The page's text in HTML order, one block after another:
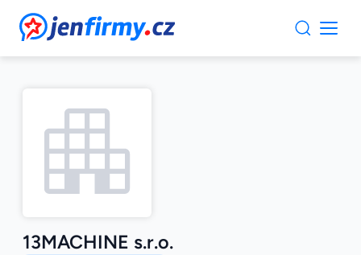
JenFirmy.cz
13MACHINE s.r.o.